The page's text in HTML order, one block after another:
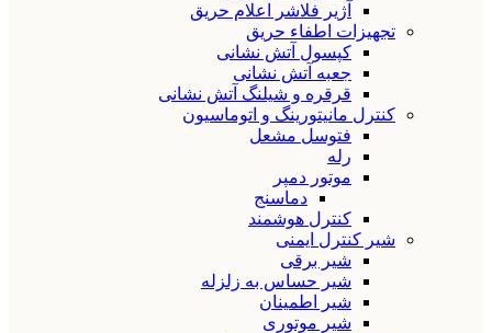
آژیر فلاشر اعلام حریق
تجهیزات اطفاء حریق
کپسول آتش نشانی
جعبه آتش نشانی
قرقره و شیلنگ آتش نشانی
کنترل مانیتورینگ و اتوماسیون
فتوسل مشعل
رله
موتور دمپر
دماسنج
کنترل هوشمند
شیر کنترل ایمنی
شیر برقی
شیر حساس به زلزله
شیر اطمینان
شیر موتوری